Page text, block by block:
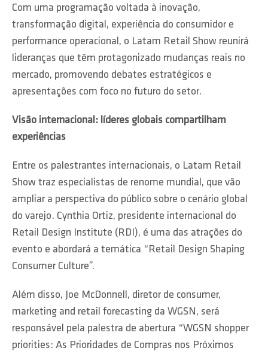
Com uma programação voltada à inovação,
transformação digital, experiência do consumidor e
performance operacional, o Latam Retail Show reunirá
lideranças que têm protagonizado mudanças reais no
mercado, promovendo debates estratégicos e
apresentações com foco no futuro do setor.
Visão internacional: líderes globais compartilham
experiências
Entre os palestrantes internacionais, o Latam Retail
Show traz especialistas de renome mundial, que vão
ampliar a perspectiva do público sobre o cenário global
do varejo. Cynthia Ortiz, presidente internacional do
Retail Design Institute (RDI), é uma das atrações do
evento e abordará a temática “Retail Design Shaping
Consumer Culture”.
Além disso, Joe McDonnell, diretor de consumer,
marketing and retail forecasting da WGSN, será
responsável pela palestra de abertura “WGSN shopper
priorities: As Prioridades de Compras nos Próximos